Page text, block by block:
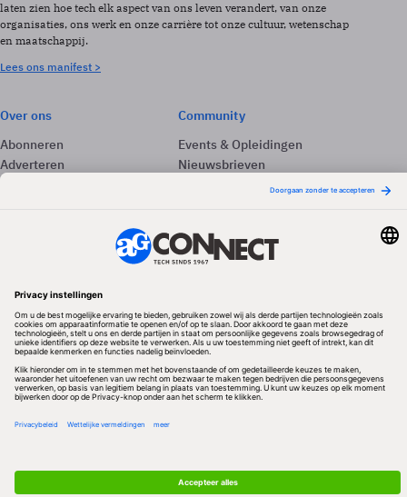
laten zien hoe tech elk aspect van ons leven verandert, van onze
organisaties, ons werk en onze carrière tot onze cultuur, wetenschap
en maatschappij.
Lees ons manifest >
Over ons
Abonneren
Adverteren
Community
Events & Opleidingen
Nieuwsbrieven
Redactionele partner
Privacy & Cookies